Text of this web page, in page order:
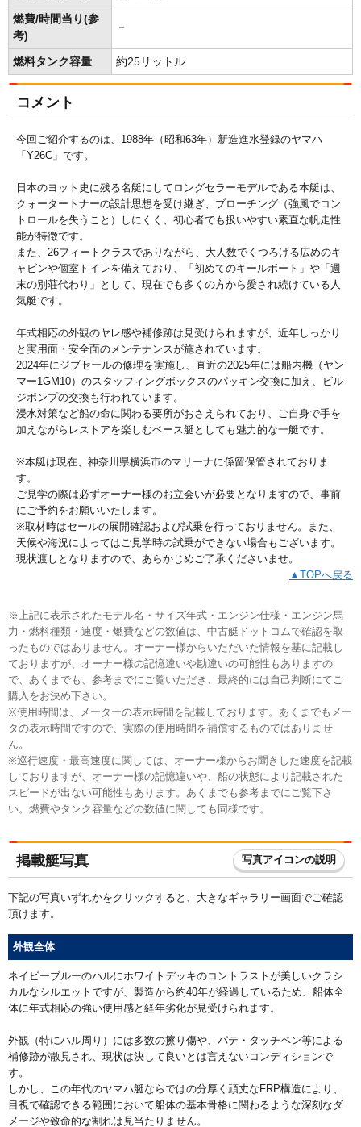
燃費/時間当り(参
考)
－
燃料タンク容量 約25リットル
コメント
今回ご紹介するのは、1988年（昭和63年）新造進水登録のヤマハ
「Y26C」です。
日本のヨット史に残る名艇にしてロングセラーモデルである本艇は、
クォータートナーの設計思想を受け継ぎ、ブローチング（強風でコン
トロールを失うこと）しにくく、初心者でも扱いやすい素直な帆走性
能が特徴です。
また、26フィートクラスでありながら、大人数でくつろげる広めのキ
ャビンや個室トイレを備えており、「初めてのキールボート」や「週
末の別荘代わり」として、現在でも多くの方から愛され続けている人
気艇です。
年式相応の外観のヤレ感や補修跡は見受けられますが、近年しっかり
と実用面・安全面のメンテナンスが施されています。
2024年にジブセールの修理を実施し、直近の2025年には船内機（ヤン
マー1GM10）のスタッフィングボックスのパッキン交換に加え、ビル
ジポンプの交換も行われています。
浸水対策など船の命に関わる要所がおさえられており、ご自身で手を
加えながらレストアを楽しむベース艇としても魅力的な一艇です。
※本艇は現在、神奈川県横浜市のマリーナに係留保管されておりま
す。
ご見学の際は必ずオーナー様のお立会いが必要となりますので、事前
にご予約をお願いいたします。
※取材時はセールの展開確認および試乗を行っておりません。また、
天候や海況によってはご見学時の試乗ができない場合もございます。
現状渡しとなりますので、あらかじめご了承くださいませ。
▲TOPへ戻る
※上記に表示されたモデル名・サイズ年式・エンジン仕様・エンジン馬
力・燃料種類・速度・燃費などの数値は、中古艇ドットコムで確認を取
ったものではありません。オーナー様からいただいた情報を基に記載し
ておりますが、オーナー様の記憶違いや勘違いの可能性もありますの
で、あくまでも、参考までにご覧いただき、最終的には自己判断にてご
購入をお決め下さい。
※使用時間は、メーターの表示時間を記載しております。あくまでもメー
タの表示時間ですので、実際の使用時間を補償するものではありませ
ん。
※巡行速度・最高速度に関しては、オーナー様からお聞きした速度を記載
しておりますが、オーナー様の記憶違いや、船の状態により記載された
スピードが出ない可能性もあります。あくまでも参考までにご覧下さ
い。燃費やタンク容量などの数値に関しても同様です。
掲載艇写真 写真アイコンの説明
下記の写真いずれかをクリックすると、大きなギャラリー画面でご確認
頂けます。
外観全体
ネイビーブルーのハルにホワイトデッキのコントラストが美しいクラシ
カルなシルエットですが、製造から約40年が経過しているため、船体全
体に年式相応の強い使用感と経年劣化が見受けられます。
外観（特にハル周り）には多数の擦り傷や、パテ・タッチペン等による
補修跡が散見され、現状は決して良いとは言えないコンディションで
す。
しかし、この年代のヤマハ艇ならではの分厚く頑丈なFRP構造により、
目視で確認できる範囲において船体の基本骨格に関わるような深刻なダ
メージや致命的な割れは見当たりません。